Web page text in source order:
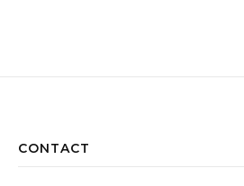
CONTACT